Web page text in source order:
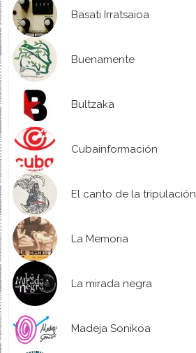
Basati Irratsaioa
Buenamente
Bultzaka
Cubainformación
El canto de la tripulación
La Memoria
La mirada negra
Madeja Sonikoa